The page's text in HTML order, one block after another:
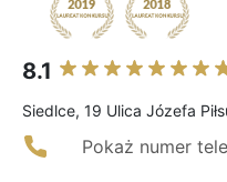
8.1
Siedlce, 19 Ulica Józefa
Pokaż numer